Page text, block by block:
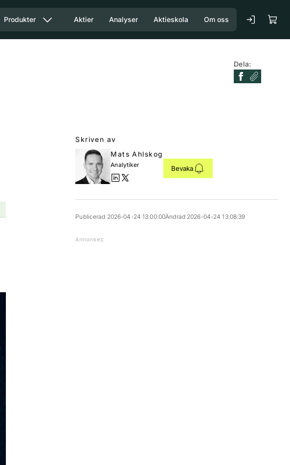
Produkter Aktier Analyser Aktieskola Om oss
Dela:
Skriven av
Mats Ahlskog
Analytiker Bevaka
Publicerad 2026-04-24 13:00:00Ändrad 2026-04-24 13:08:39
Annonser